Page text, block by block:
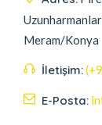
Meram/Konya
İletişim:
E-Posta: